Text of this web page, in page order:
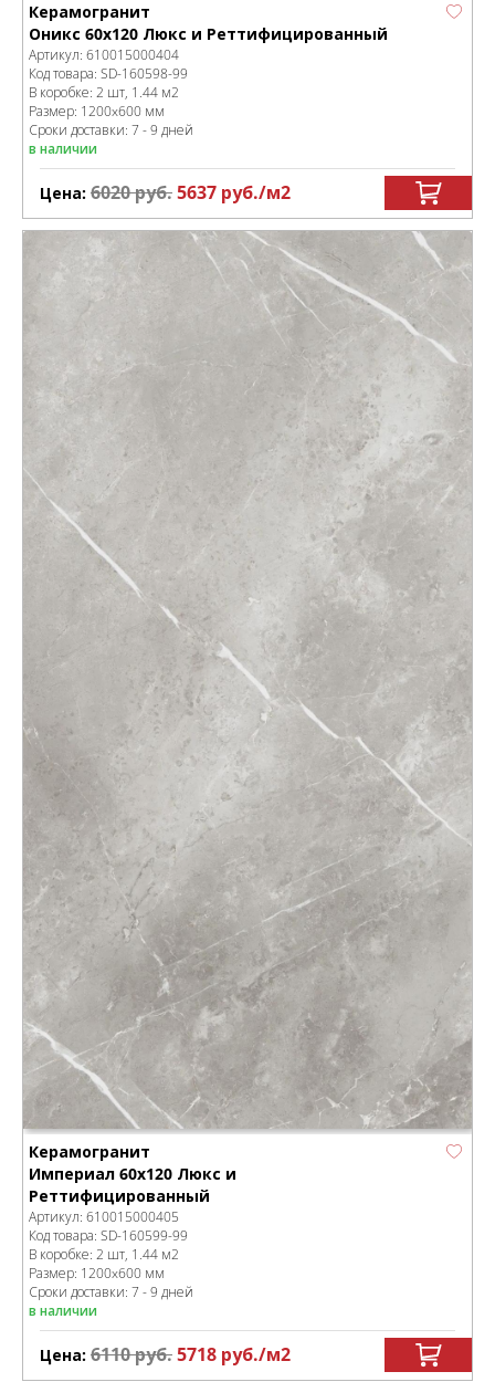
Керамогранит
Оникс 60x120 Люкс и Реттифицированный
Артикул: 610015000404
Код товара: SD-160598-99
В коробке: 2 шт, 1.44 м2
Размер: 1200x600 мм
Сроки доставки: 7 - 9 дней
в наличии
Цена: 6020руб.5637 руб./м2
Керамогранит
Империал 60x120 Люкс и
Реттифицированный
Артикул: 610015000405
Код товара: SD-160599-99
В коробке: 2 шт, 1.44 м2
Размер: 1200x600 мм
Сроки доставки: 7 - 9 дней
в наличии
Цена: 6110руб.5718 руб./м2